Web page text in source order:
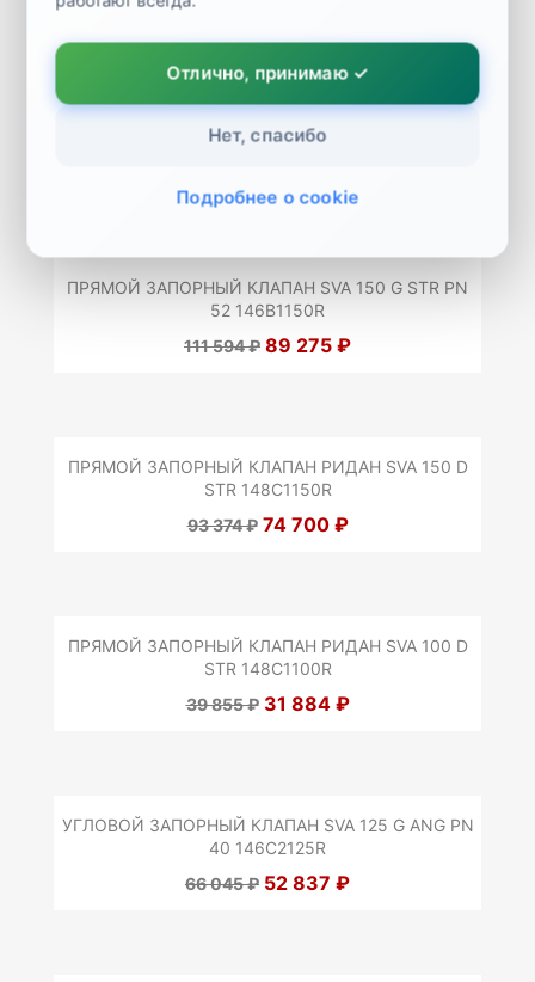
ПРЯМОЙ ЗАПОРНЫЙ КЛАПАН РИДАН SVA 20 D
STR 148B1020R
ПРЯМОЙ ЗАПОРНЫЙ КЛАПАН SVA 150 G STR PN
52 146B1150R
111 594 ₽ 89 275 ₽
ПРЯМОЙ ЗАПОРНЫЙ КЛАПАН РИДАН SVA 150 D
STR 148C1150R
93 374 ₽ 74 700 ₽
ПРЯМОЙ ЗАПОРНЫЙ КЛАПАН РИДАН SVA 100 D
STR 148C1100R
39 855 ₽ 31 884 ₽
УГЛОВОЙ ЗАПОРНЫЙ КЛАПАН SVA 125 G ANG PN
40 146C2125R
66 045 ₽ 52 837 ₽
Отлично, принимаю ✓
Нет, спасибо
Подробнее о cookie